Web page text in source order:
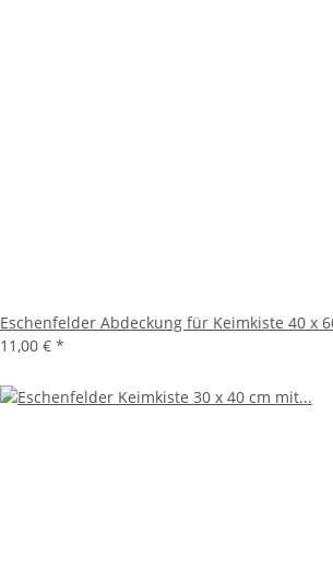
Eschenfelder Abdeckung für Keimkiste 40 x
11,00 € *